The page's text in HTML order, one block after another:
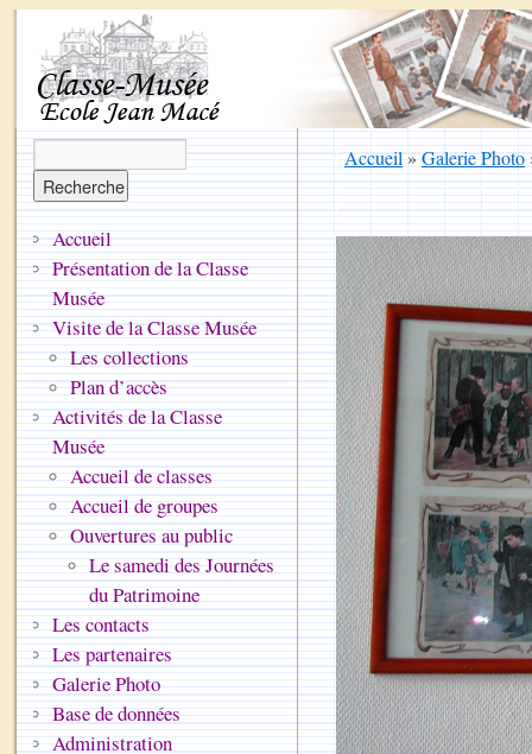
Accueil»Galerie Photo
Accueil
Présentation de la Classe
Musée
Visite de la Classe Musée
Les collections
Plan d’accès
Activités de la Classe
Musée
Accueil de classes
Accueil de groupes
Ouvertures au public
Le samedi des Journées
du Patrimoine
Les contacts
Les partenaires
Galerie Photo
Base de données
Administration